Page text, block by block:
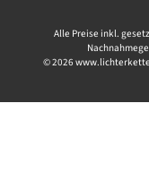
Alle Preise inkl.
© 2026